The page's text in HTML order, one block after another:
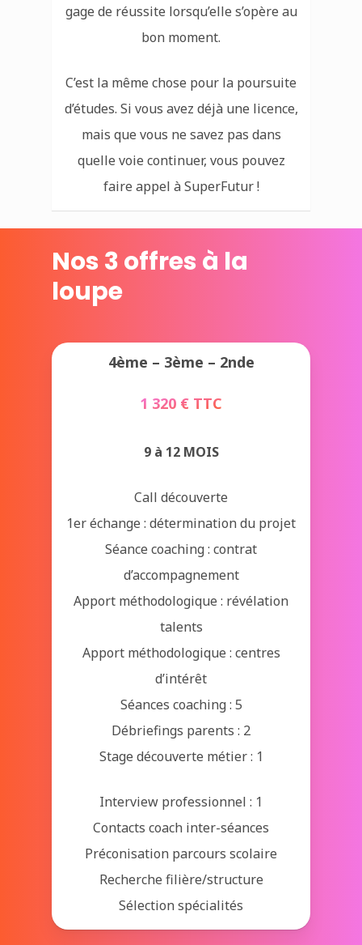
gage de réussite lorsqu’elle s’opère au
bon moment.
C’est la même chose pour la poursuite
d’études. Si vous avez déjà une licence,
mais que vous ne savez pas dans
quelle voie continuer, vous pouvez
faire appel à SuperFutur !
Nos 3 offres à la
loupe
4ème – 3ème – 2nde
1 320 € TTC
9 à 12 MOIS
Call découverte
1er échange : détermination du projet
Séance coaching : contrat
d’accompagnement
Apport méthodologique : révélation
talents
Apport méthodologique : centres
d’intérêt
Séances coaching : 5
Débriefings parents : 2
Stage découverte métier : 1
Interview professionnel : 1
Contacts coach inter-séances
Préconisation parcours scolaire
Recherche filière/structure
Sélection spécialités